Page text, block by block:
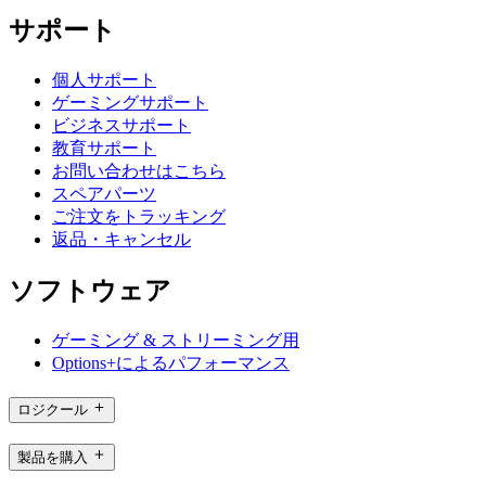
サポート
個人サポート
ゲーミングサポート
ビジネスサポート
教育サポート
お問い合わせはこちら
スペアパーツ
ご注文をトラッキング
返品・キャンセル
ソフトウェア
ゲーミング & ストリーミング用
Options+によるパフォーマンス
ロジクール
製品を購入